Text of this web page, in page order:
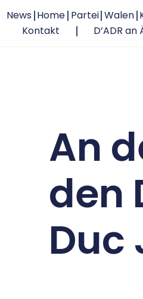
News Home Partei Walen
Kontakt
D’ADR
An
den
Duc